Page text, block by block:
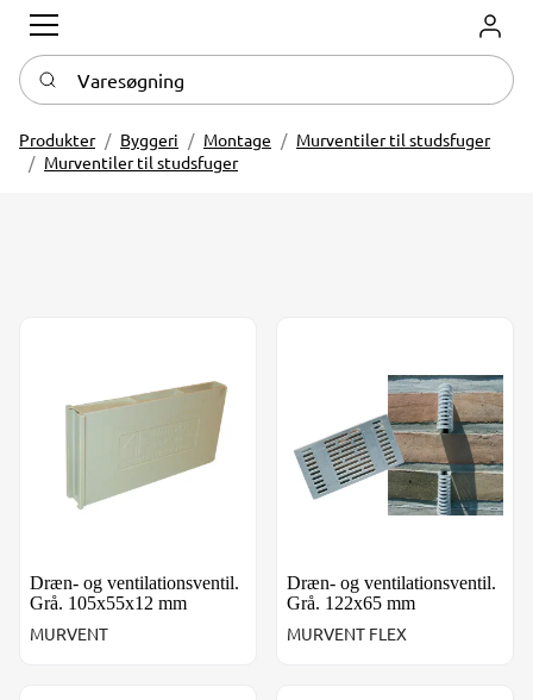
Log
Varesøgning
Produkter Byggeri Montage
Murventiler til studsfuger
Murventiler til studsfuger
Dræn- og ventilationsventil.
Grå. 105x55x12 mm
MURVENT
Dræn- og ventilationsventil.
Grå. 122x65 mm
MURVENT FLEX